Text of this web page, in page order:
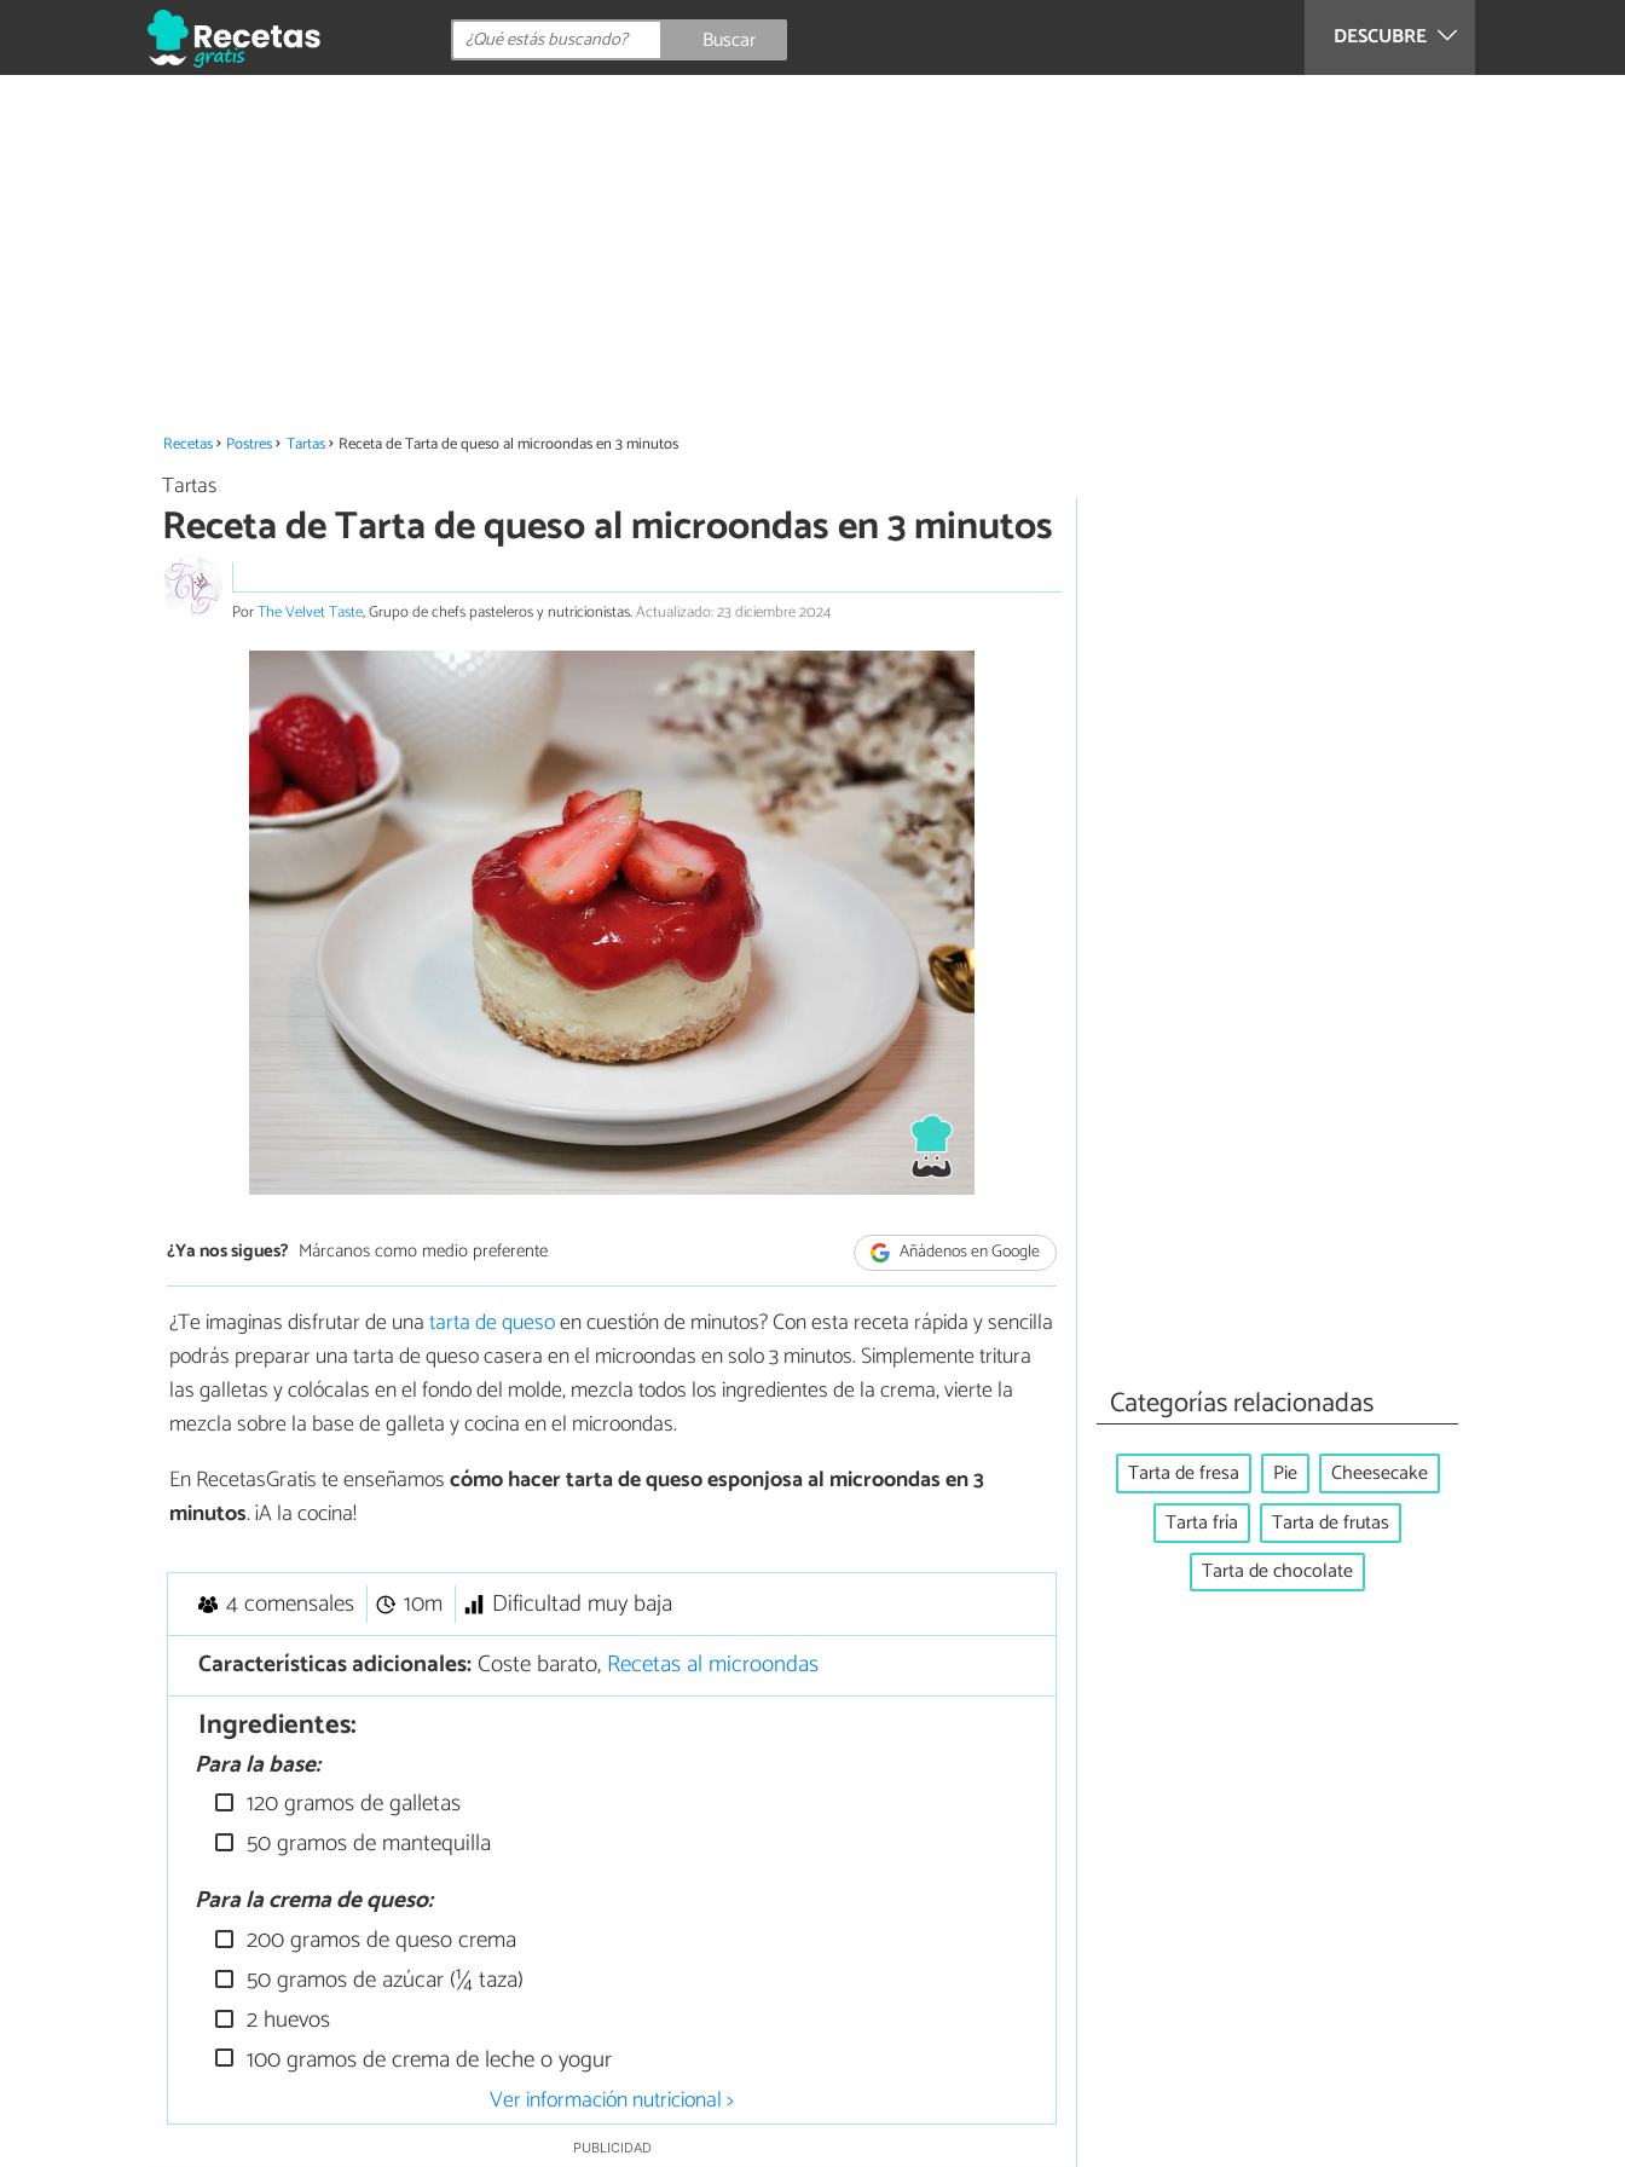
DESCUBRE
Buscar
Recetas Postres Tartas Receta de Tarta de queso al microondas en 3 minutos
Tartas
Receta de Tarta de queso al microondas en 3 minutos
PorThe Velvet Taste, Grupo de chefs pasteleros y nutricionistas.Actualizado: 23 diciembre 2024
¿Ya nos sigues? Márcanos como medio preferente Añádenos en Google
¿Te imaginas disfrutar de unatarta de quesoen cuestión de minutos? Con esta receta rápida y sencilla
podrás preparar una tarta de queso casera en el microondas en solo 3 minutos. Simplemente tritura
las galletas y colócalas en el fondo del molde, mezcla todos los ingredientes de la crema, vierte la
mezcla sobre la base de galleta y cocina en el microondas.
En RecetasGratis te enseñamoscómo hacertarta de queso esponjosa al microondas en 3
minutos. ¡A la cocina!
4 comensales 10m
Dificultad muy baja
Características adicionales:Coste barato,Recetas al microondas
Ingredientes:
Para la base:
120 gramos de galletas
50 gramos de mantequilla
Para la crema de queso:
200 gramos de queso crema
50 gramos de azúcar (¼ taza)
2 huevos
100 gramos de crema de leche o yogur
Ver información nutricional >
Categorías relacionadas
Tarta de fresa Pie
Cheesecake
Tarta fría
Tarta de frutas
Tarta de chocolate